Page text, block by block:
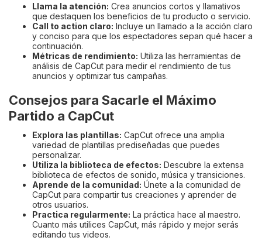
Llama la atención: Crea anuncios cortos y llamativos
que destaquen los beneficios de tu producto o servicio.
Call to action claro: Incluye un llamado a la acción claro
y conciso para que los espectadores sepan qué hacer a
continuación.
Métricas de rendimiento: Utiliza las herramientas de
análisis de CapCut para medir el rendimiento de tus
anuncios y optimizar tus campañas.
Consejos para Sacarle el Máximo
Partido a CapCut
Explora las plantillas: CapCut ofrece una amplia
variedad de plantillas prediseñadas que puedes
personalizar.
Utiliza la biblioteca de efectos: Descubre la extensa
biblioteca de efectos de sonido, música y transiciones.
Aprende de la comunidad: Únete a la comunidad de
CapCut para compartir tus creaciones y aprender de
otros usuarios.
Practica regularmente: La práctica hace al maestro.
Cuanto más utilices CapCut, más rápido y mejor serás
editando tus videos.